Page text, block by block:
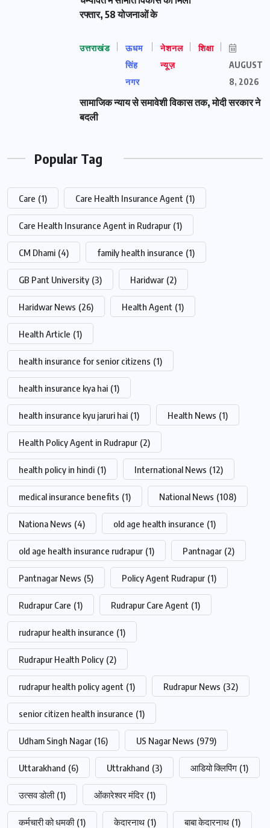
रफ्तार, 58 योजनाओं के
उत्तराखंड
ऊधम
सिंह
नगर
नेशनल
न्यूज़
शिक्षा
AUGUST
8, 2026
सामाजिक न्याय से समावेशी विकास तक, मोदी सरकार ने
बदली
Popular Tag
Care (1) Care Health Insurance Agent (1)
Care Health Insurance Agent in Rudrapur (1)
CM Dhami (4) family health insurance (1)
GB Pant University (3) Haridwar (2)
Haridwar News (26) Health Agent (1)
Health Article (1)
health insurance for senior citizens (1)
health insurance kya hai (1)
health insurance kyu jaruri hai (1) Health News (1)
Health Policy Agent in Rudrapur (2)
health policy in hindi (1) International News (12)
medical insurance benefits (1) National News (108)
Nationa News (4) old age health insurance (1)
old age health insurance rudrapur (1) Pantnagar (2)
Pantnagar News (5) Policy Agent Rudrapur (1)
Rudrapur Care (1) Rudrapur Care Agent (1)
rudrapur health insurance (1)
Rudrapur Health Policy (2)
rudrapur health policy agent (1) Rudrapur News (32)
senior citizen health insurance (1)
Udham Singh Nagar (16) US Nagar News (979)
Uttarakhand (6) Uttrakhand (3) आडियो क्लिपिंग (1)
उत्सव डोली (1) ओंकारेश्वर मंदिर (1)
कर्मचारी को धमकी (1) केदारनाथ (1) बाबा केदारनाथ (1)